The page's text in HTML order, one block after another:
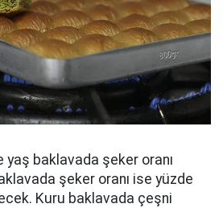
baklavada şeker oranı
şeker oranı ise yüzde
Kuru baklavada çeşni